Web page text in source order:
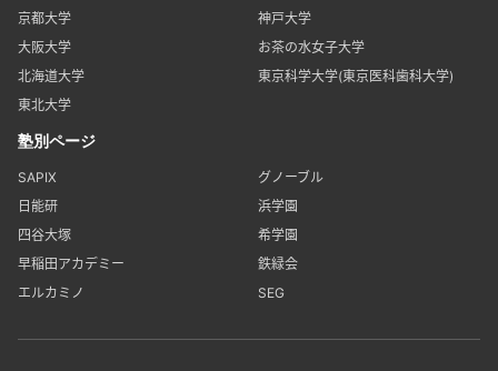
京都大学
神戸大学
大阪大学
お茶の水女子大学
北海道大学
東京科学大学(東京医科歯科大学)
東北大学
塾別ページ
SAPIX
グノーブル
日能研
浜学園
四谷大塚
希学園
早稲田アカデミー
鉄緑会
エルカミノ
SEG